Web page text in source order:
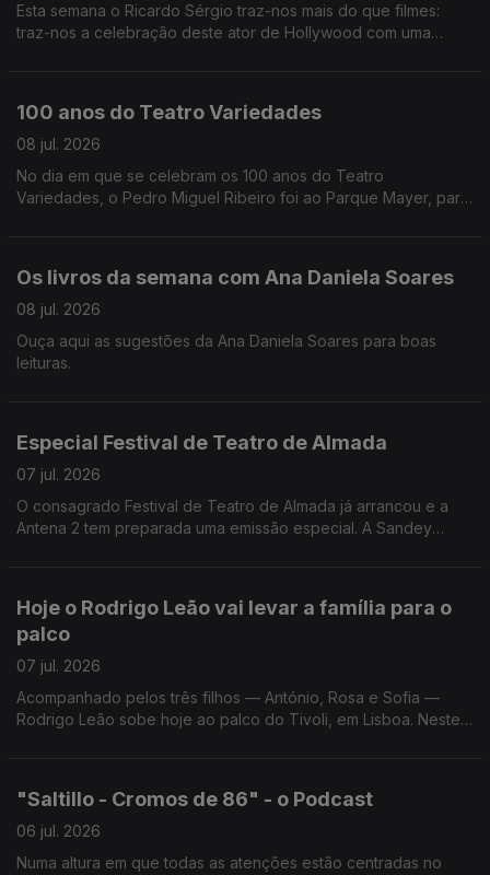
Esta semana o Ricardo Sérgio traz-nos mais do que filmes:
traz-nos a celebração deste ator de Hollywood com uma
100 anos do Teatro Variedades
08 jul. 2026
No dia em que se celebram os 100 anos do Teatro
Variedades, o Pedro Miguel Ribeiro foi ao Parque Mayer, para
Os livros da semana com Ana Daniela Soares
08 jul. 2026
Ouça aqui as sugestões da Ana Daniela Soares para boas
leituras.
Especial Festival de Teatro de Almada
07 jul. 2026
O consagrado Festival de Teatro de Almada já arrancou e a
Antena 2 tem preparada uma emissão especial. A Sandey
Hoje o Rodrigo Leão vai levar a família para o
palco
07 jul. 2026
Acompanhado pelos três filhos — António, Rosa e Sofia —
Rodrigo Leão sobe hoje ao palco do Tivoli, em Lisboa. Neste
"Saltillo - Cromos de 86" - o Podcast
06 jul. 2026
Numa altura em que todas as atenções estão centradas no